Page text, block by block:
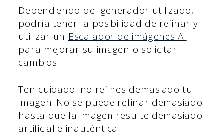
Dependiendo del generador utilizado,
podría tener la posibilidad de refinar y
utilizar un Escalador de imágenes AI
para mejorar su imagen o solicitar
cambios.
Ten cuidado: no refines demasiado tu
imagen. No se puede refinar demasiado
hasta que la imagen resulte demasiado
artificial e inauténtica.